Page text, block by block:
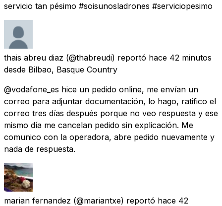
servicio tan pésimo #soisunosladrones #serviciopesimo
thais abreu diaz (@thabreudi) reportó hace 42 minutos
desde Bilbao, Basque Country
@vodafone_es hice un pedido online, me envían un
correo para adjuntar documentación, lo hago, ratifico el
correo tres días después porque no veo respuesta y ese
mismo día me cancelan pedido sin explicación. Me
comunico con la operadora, abre pedido nuevamente y
nada de respuesta.
marian fernandez (@mariantxe) reportó hace 42